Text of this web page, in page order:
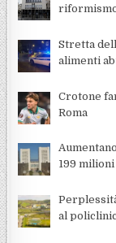
Stretta
alimenti
Crotone
Roma
199
al